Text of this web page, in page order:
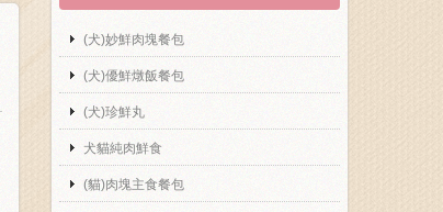
(犬)妙鮮肉塊餐包
(犬)優鮮燉飯餐包
(犬)珍鮮丸
犬貓純肉鮮食
(貓)肉塊主食餐包